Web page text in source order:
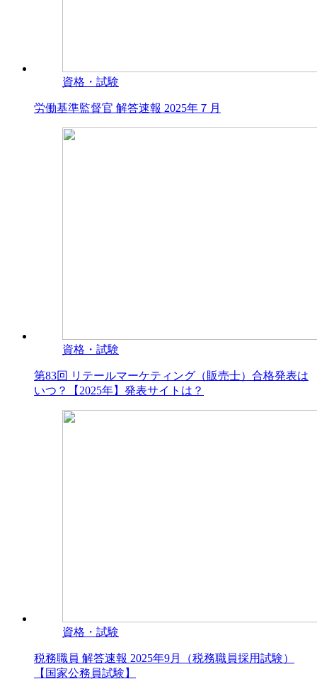
資格・試験
労働基準監督官 解答速報 2025年７月
資格・試験
第83回 リテールマーケティング（販売士）合格発表は
いつ？【2025年】発表サイトは？
資格・試験
税務職員 解答速報 2025年9月（税務職員採用試験）
【国家公務員試験】